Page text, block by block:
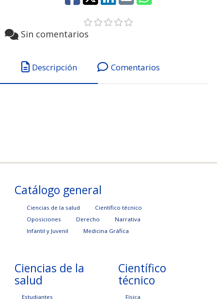
Sin comentarios
Descripción Comentarios
Catálogo general
Ciencias de la salud
Científico técnico
Oposiciones
Derecho
Narrativa
Infantil y Juvenil
Medicina Gráfica
Ciencias de la
salud
Estudiantes
Científico
técnico
Física